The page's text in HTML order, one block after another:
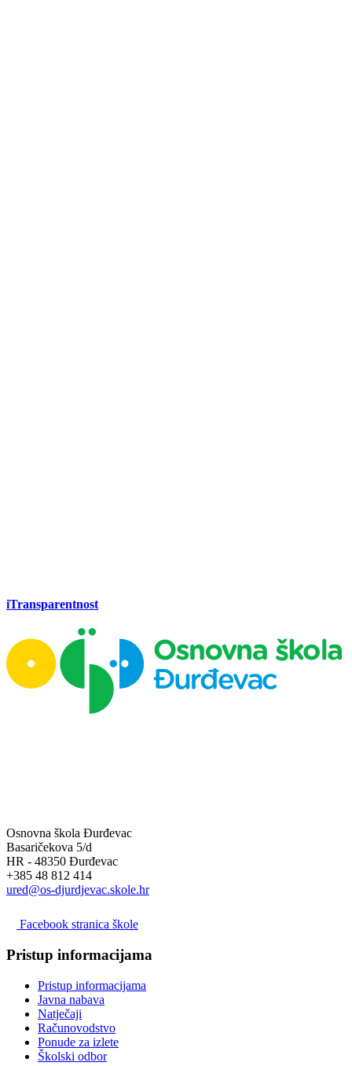
iTransparentnost
Osnovna škola Đurđevac
Basaričekova 5/d
HR - 48350 Đurđevac
+385 48 812 414
ured@os-djurdjevac.skole.hr
Facebook stranica škole
Pristup informacijama
Pristup informacijama
Javna nabava
Natječaji
Računovodstvo
Ponude za izlete
Školski odbor